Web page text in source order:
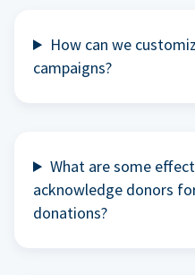
How can we
campaigns?
What are some
acknowledge donors
donations?